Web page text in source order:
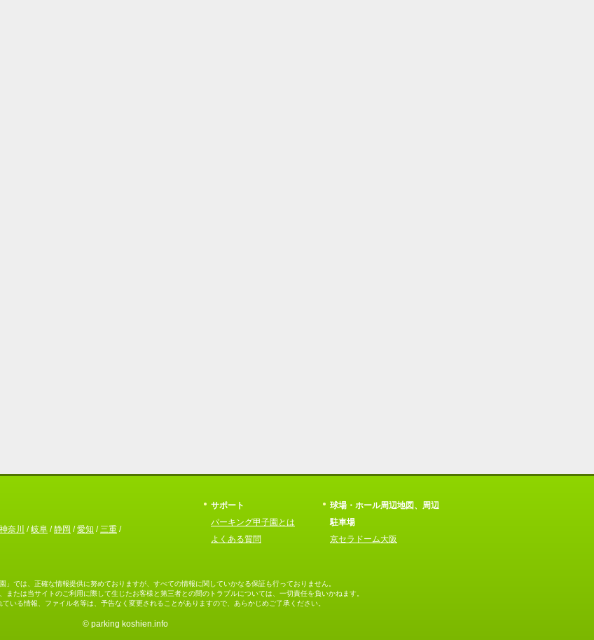
神奈川 /岐阜 /静岡 /愛知 / 三重 /
サポート
パーキング甲子園とは
よくある質問
球場・ホール周辺地図、周辺
駐車場
京セラドーム大阪
」では、正確な情報提供に努めておりますが、すべての情報に関していかなる保証も行っておりません。
または当サイトのご利用に際して生じたお客様と第三者との間のトラブルについては、一切責任を負いかねます。
いる情報、ファイル名等は、予告なく変更されることがありますので、あらかじめご了承ください。
© parking koshien.info